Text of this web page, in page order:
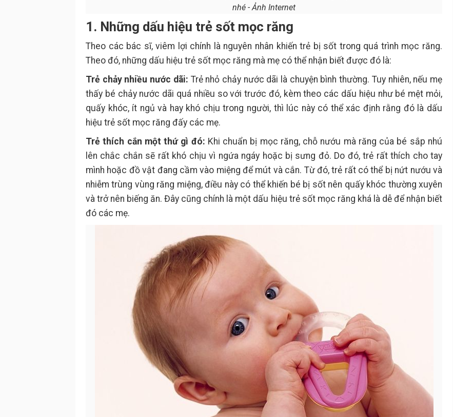
nhé - Ảnh Internet
1. Những dấu hiệu trẻ sốt mọc răng
Theo các bác sĩ, viêm lợi chính là nguyên nhân khiến trẻ bị sốt trong quá trình mọc răng.
Theo đó, những dấu hiệu trẻ sốt mọc răng mà mẹ có thể nhận biết được đó là:
Trẻ chảy nhiều nước dãi: Trẻ nhỏ chảy nước dãi là chuyện bình thường. Tuy nhiên, nếu mẹ
thấy bé chảy nước dãi quá nhiều so với trước đó, kèm theo các dấu hiệu như bé mệt mỏi,
quấy khóc, ít ngủ và hay khó chịu trong người, thì lúc này có thể xác định rằng đó là dấu
hiệu trẻ sốt mọc răng đấy các mẹ.
Trẻ thích cắn một thứ gì đó: Khi chuẩn bị mọc răng, chỗ nướu mà răng của bé sắp nhú
lên chắc chắn sẽ rất khó chịu vì ngứa ngáy hoặc bị sưng đỏ. Do đó, trẻ rất thích cho tay
mình hoặc đồ vật đang cầm vào miệng để mút và cắn. Từ đó, trẻ rất có thể bị nứt nướu và
nhiễm trùng vùng răng miệng, điều này có thể khiến bé bị sốt nên quấy khóc thường xuyên
và trở nên biếng ăn. Đây cũng chính là một dấu hiệu trẻ sốt mọc răng khá là dễ để nhận biết
đó các mẹ.